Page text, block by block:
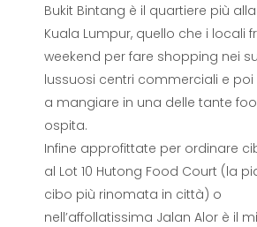
Bukit Bintang è il quartiere più
Kuala Lumpur, quello che i locali
weekend per fare shopping nei
lussuosi centri commerciali e
a mangiare in una delle tante
ospita.
Infine approfittate per ordinare
al Lot 10 Hutong Food Court (la
cibo più rinomata in città) o
nell’affollatissima Jalan Alor è il